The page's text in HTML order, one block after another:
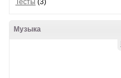
Тесты (3)
Музыка